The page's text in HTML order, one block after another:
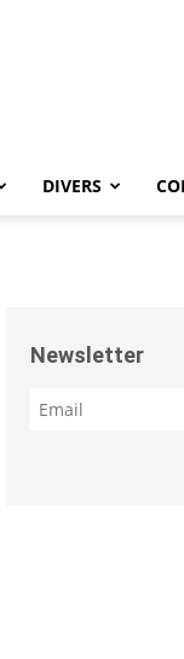
DIVERS
Newsletter